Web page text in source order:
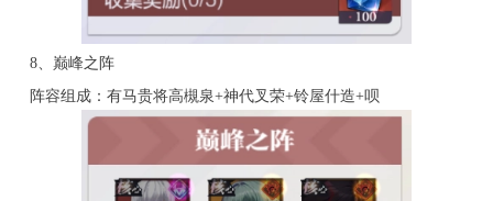
8、巅峰之阵
阵容组成：有马贵将高槻泉+神代叉荣+铃屋什造+呗